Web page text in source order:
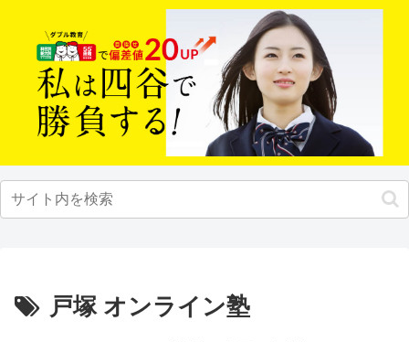
戸塚 オンライン塾